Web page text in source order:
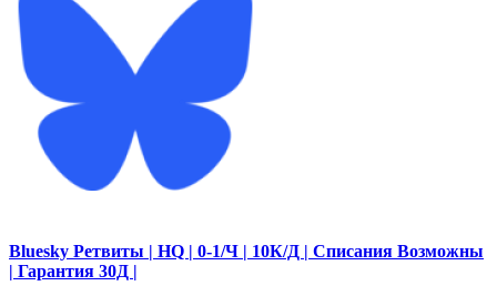
Bluesky Ретвиты | HQ | 0-1/Ч | 10К/Д | Списания Возможны
| Гарантия 30Д |